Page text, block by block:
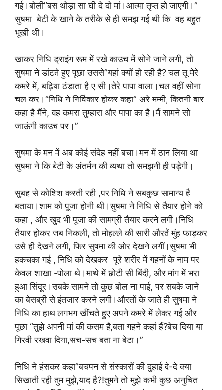
गई।बोली”बस थोड़ा सा घी दे दो मां।आत्मा तृप्त हो जाएगी।”
सुषमा बेटी के खाने के तरीके से ही समझ गई थी कि वह बहुत
भूखी थी।
खाकर निधि ड्राइंग रूम में रखे काउच में सोने जाने लगी, तो
सुषमा ने डांटते हुए पूछा उससे”यहां क्यों हो रही है? चल तू मेरे
कमरे में, बढ़िया ठंडाता है ए सी।तेरे पापा वाला।चल वहीं सोना
चल कर।”निधि ने निर्विकार होकर कहा” अरे मम्मी, कितनी बार
कहा है मैंने, वह कमरा तुम्हारा और पापा का है।मैं सामने सो
जाऊंगी काउच पर।”
सुषमा के मन में अब कोई संदेह नहीं बचा।मन में ठान लिया था
सुषमा ने कि बेटी के अंतर्मन की व्यथा तो समझनी ही पड़ेगी।
सुबह से कोशिश करती रही ,पर निधि ने सबकुछ सामान्य है
बताया।शाम को पूजा होनी थी।सुषमा ने निधि से तैयार होने को
कहा , और खुद भी पूजा की सामग्री तैयार करने लगी।निधि
तैयार होकर जब निकली, तो मोहल्ले की सारी औरतें मुंह फाड़कर
उसे ही देखने लगी, फिर सुषमा की ओर देखने लगीं।सुषमा भी
हकचका गई , निधि को देखकर।पूरे शरीर में गहनों के नाम पर
केवल शाखा -पोला थे।माथे में छोटी सी बिंदी, और मांग में भरा
हुआ सिंदूर।सबके सामने तो कुछ बोल ना पाई, पर सबके जाने
का बेसब्री से इंतजार करने लगी।औरतों के जाते ही सुषमा ने
निधि का हाथ लगभग खींचते हुए अपने कमरे में लेकर गई और
पूछा “तुझे अपनी मां की कसम है,बता गहने कहां हैं?बेच दिया या
गिरवी रखवा दिया,सच-सच बता ना बेटा।”
निधि ने हंसकर कहा”बचपन से संस्कारों की दुहाई दे-दे क्या
सिखाती रही तुम मुझे,याद है?!तुमने तो मुझे कभी कुछ अनुचित